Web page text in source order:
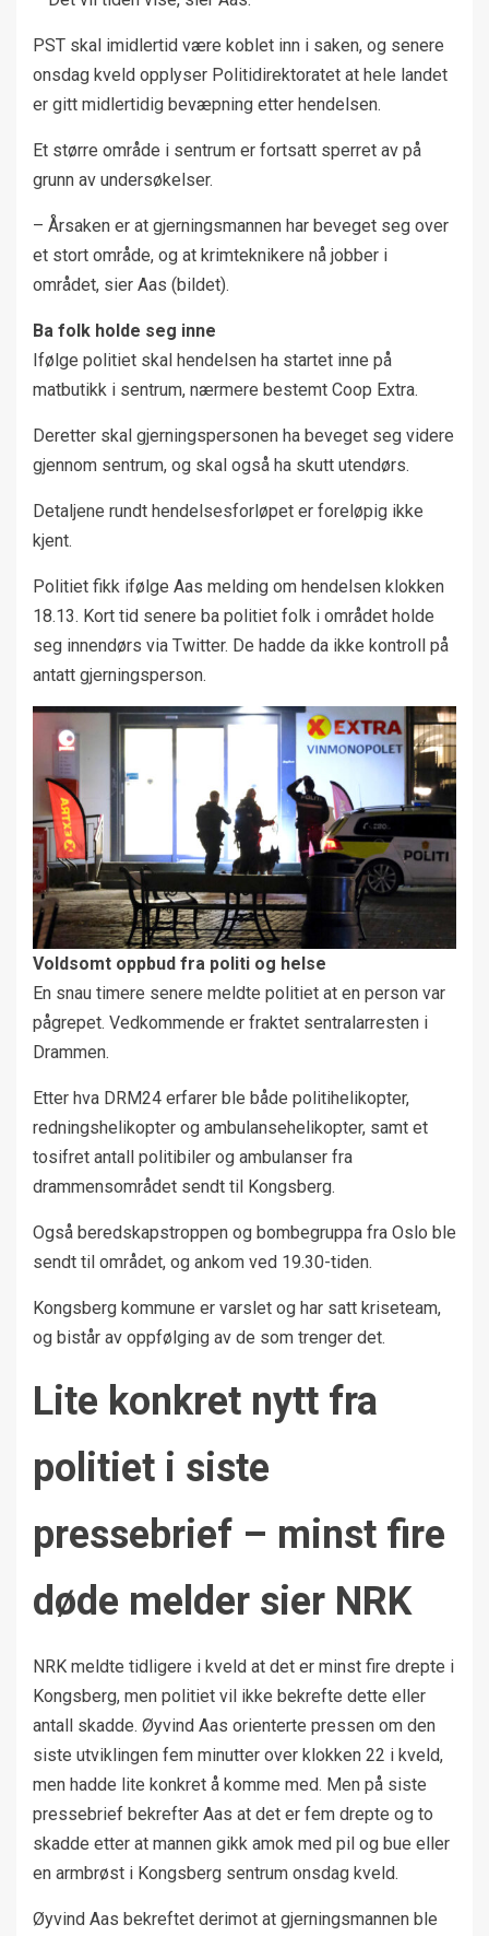
PST skal imidlertid være koblet inn i saken, og senere
onsdag kveld opplyser Politidirektoratet at hele landet
er gitt midlertidig bevæpning etter hendelsen.
Et større område i sentrum er fortsatt sperret av på
grunn av undersøkelser.
– Årsaken er at gjerningsmannen har beveget seg over
et stort område, og at krimteknikere nå jobber i
området, sier Aas (bildet).
Ba folk holde seg inne
Ifølge politiet skal hendelsen ha startet inne på
matbutikk i sentrum, nærmere bestemt Coop Extra.
Deretter skal gjerningspersonen ha beveget seg videre
gjennom sentrum, og skal også ha skutt utendørs.
Detaljene rundt hendelsesforløpet er foreløpig ikke
kjent.
Politiet fikk ifølge Aas melding om hendelsen klokken
18.13. Kort tid senere ba politiet folk i området holde
seg innendørs via Twitter. De hadde da ikke kontroll på
antatt gjerningsperson.
Voldsomt oppbud fra politi og helse
En snau timere senere meldte politiet at en person var
pågrepet. Vedkommende er fraktet sentralarresten i
Drammen.
Etter hva DRM24 erfarer ble både politihelikopter,
redningshelikopter og ambulansehelikopter, samt et
tosifret antall politibiler og ambulanser fra
drammensområdet sendt til Kongsberg.
Også beredskapstroppen og bombegruppa fra Oslo ble
sendt til området, og ankom ved 19.30-tiden.
Kongsberg kommune er varslet og har satt kriseteam,
og bistår av oppfølging av de som trenger det.
Lite konkret nytt fra
politiet i siste
pressebrief – minst fire
døde melder sier NRK
NRK meldte tidligere i kveld at det er minst fire drepte i
Kongsberg, men politiet vil ikke bekrefte dette eller
antall skadde. Øyvind Aas orienterte pressen om den
siste utviklingen fem minutter over klokken 22 i kveld,
men hadde lite konkret å komme med. Men på siste
pressebrief bekrefter Aas at det er fem drepte og to
skadde etter at mannen gikk amok med pil og bue eller
en armbrøst i Kongsberg sentrum onsdag kveld.
Øyvind Aas bekreftet derimot at gjerningsmannen ble